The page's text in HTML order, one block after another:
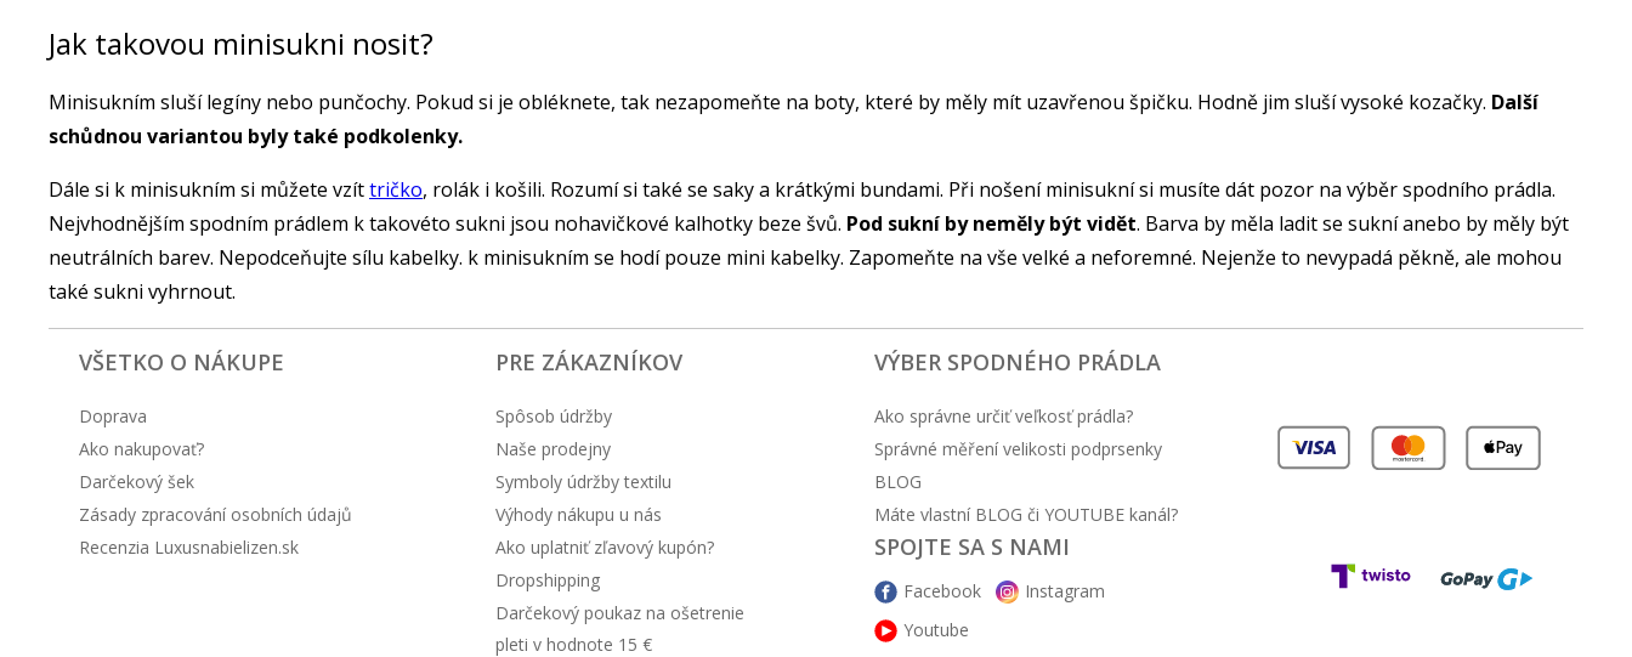
Jak takovou minisukni nosit?
Minisukním sluší legíny nebo punčochy. Pokud si je obléknete, tak nezapomeňte na boty, které by měly mít uzavřenou špičku. Hodně jim sluší vysoké kozačky. Další
schůdnou variantou byly také podkolenky.
Dále si k minisukním si můžete vzíttričko, rolák i košili. Rozumí si také se saky a krátkými bundami. Při nošení minisukní si musíte dát pozor na výběr spodního prádla.
Nejvhodnějším spodním prádlem k takovéto sukni jsou nohavičkové kalhotky beze švů. Pod sukní by neměly být vidět. Barva by měla ladit se sukní anebo by měly být
neutrálních barev. Nepodceňujte sílu kabelky. k minisukním se hodí pouze mini kabelky. Zapomeňte na vše velké a neforemné. Nejenže to nevypadá pěkně, ale mohou
také sukni vyhrnout.
VŠETKO O NÁKUPE
Doprava
Ako nakupovať?
Darčekový šek
Zásady zpracování osobních údajů
Recenzia Luxusnabielizen.sk
PRE ZÁKAZNÍKOV
Spôsob údržby
Naše prodejny
Symboly údržby textilu
Výhody nákupu u nás
Ako uplatniť zľavový kupón?
Dropshipping
Darčekový poukaz na ošetrenie
pleti v hodnote 15 €
VÝBER SPODNÉHO PRÁDLA
Ako správne určiť veľkosť prádla?
Správné měření velikosti podprsenky
BLOG
Máte vlastní BLOG či YOUTUBE kanál?
SPOJTE SA S NAMI
Facebook
Instagram
Youtube